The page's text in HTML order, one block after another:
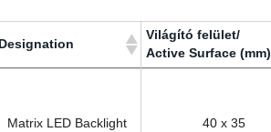
Designation
Világító felület/
Active Surface (mm)
Matrix LED Backlight 40 x 35